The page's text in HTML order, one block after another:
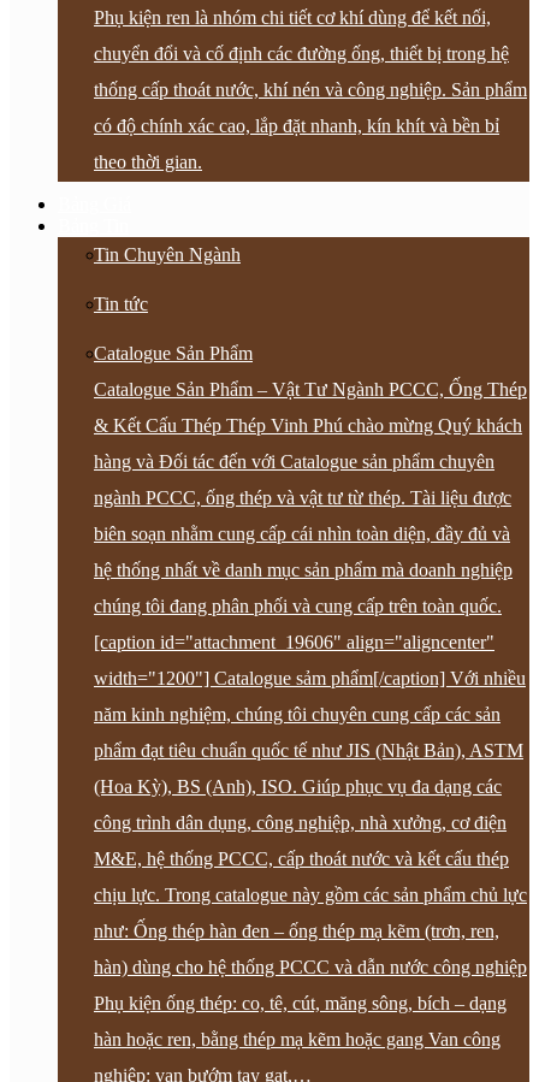
Phụ kiện ren là nhóm chi tiết cơ khí dùng để kết nối,
chuyển đổi và cố định các đường ống, thiết bị trong hệ
thống cấp thoát nước, khí nén và công nghiệp. Sản phẩm
có độ chính xác cao, lắp đặt nhanh, kín khít và bền bỉ
theo thời gian.
Tin Chuyên Ngành
Tin tức
Catalogue Sản Phẩm
Catalogue Sản Phẩm – Vật Tư Ngành PCCC, Ống Thép
& Kết Cấu Thép Thép Vinh Phú chào mừng Quý khách
hàng và Đối tác đến với Catalogue sản phẩm chuyên
ngành PCCC, ống thép và vật tư từ thép. Tài liệu được
biên soạn nhằm cung cấp cái nhìn toàn diện, đầy đủ và
hệ thống nhất về danh mục sản phẩm mà doanh nghiệp
chúng tôi đang phân phối và cung cấp trên toàn quốc.
[caption id="attachment_19606" align="aligncenter"
width="1200"] Catalogue sảm phẩm[/caption] Với nhiều
năm kinh nghiệm, chúng tôi chuyên cung cấp các sản
phẩm đạt tiêu chuẩn quốc tế như JIS (Nhật Bản), ASTM
(Hoa Kỳ), BS (Anh), ISO. Giúp phục vụ đa dạng các
công trình dân dụng, công nghiệp, nhà xưởng, cơ điện
M&E, hệ thống PCCC, cấp thoát nước và kết cấu thép
chịu lực. Trong catalogue này gồm các sản phẩm chủ lực
như: Ống thép hàn đen – ống thép mạ kẽm (trơn, ren,
hàn) dùng cho hệ thống PCCC và dẫn nước công nghiệp
Phụ kiện ống thép: co, tê, cút, măng sông, bích – dạng
hàn hoặc ren, bằng thép mạ kẽm hoặc gang Van công
nghiệp: van bướm tay gạt,…